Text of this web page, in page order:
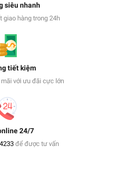
siêu nhanh
giao hàng trong 24h
tiết kiệm
với ưu đãi cực lớn
24/7
để được tư vấn